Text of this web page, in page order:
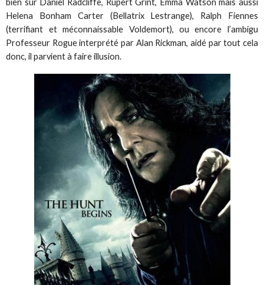
Helena Bonham Carter (Bellatrix Lestrange), Ralph Fiennes
(terrifiant et méconnaissable Voldemort), ou encore l’ambigu
Professeur Rogue interprété par Alan Rickman, aidé par tout cela
donc, il parvient à faire illusion.